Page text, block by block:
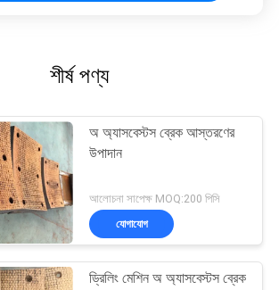
শীর্ষ পণ্য
অ অ্যাসবেস্টস ব্রেক আস্তরণের
উপাদান
আলোচনা সাপেক্ষ MOQ:200 পিসি
যোগাযোগ
ড্রিলিং মেশিন অ অ্যাসবেস্টস ব্রেক